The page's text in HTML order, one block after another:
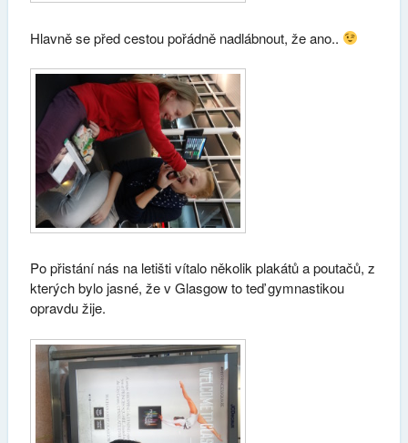
Hlavně se před cestou pořádně nadlábnout, že ano..
Po přistání nás na letišti vítalo několik plakátů a poutačů, z
kterých bylo jasné, že v Glasgow to teď gymnastikou
opravdu žije.